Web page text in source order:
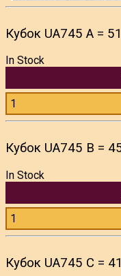
Кубок UA745 A =
In Stock
Кубок UA745 B =
In Stock
Кубок UA745 C =